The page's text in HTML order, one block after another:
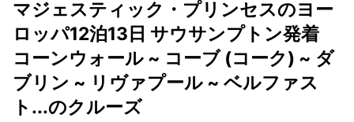
マジェスティック・プリンセスのヨー
ロッパ12泊13日 サウサンプトン発着
コーンウォール ~ コーブ (コーク) ~ ダ
ブリン ~ リヴァプール ~ ベルファス
ト...のクルーズ